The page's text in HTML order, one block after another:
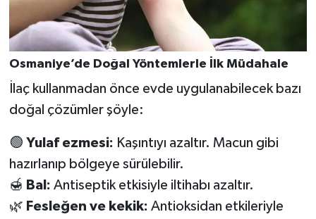
Osmaniye’de Doğal Yöntemlerle İlk Müdahale
İlaç kullanmadan önce evde uygulanabilecek bazı
doğal çözümler şöyle:
🟢 Yulaf ezmesi: Kaşıntıyı azaltır. Macun gibi
hazırlanıp bölgeye sürülebilir.
🍯 Bal: Antiseptik etkisiyle iltihabı azaltır.
🌿 Fesleğen ve kekik: Antioksidan etkileriyle